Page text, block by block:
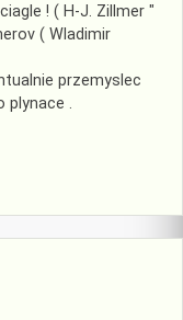
! ( H-J. Zillmer "
( Wladimir
przemyslec
plynace .